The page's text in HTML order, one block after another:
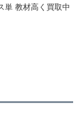
単 教材高く買取中